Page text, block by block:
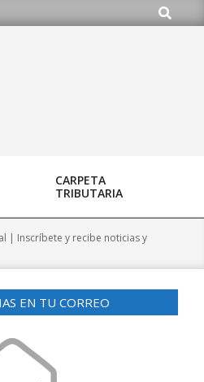
Buscar
CARPETA
TRIBUTARIA
| Inscríbete y recibe noticias y
EN TU CORREO